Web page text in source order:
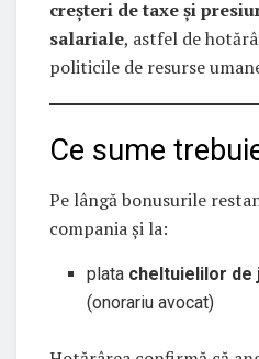
creșteri de taxe și
salariale, astfel de
politicile de resurse
Ce sume
Pe lângă bonusurile
compania și la:
plata cheltuielilor de
(onorariu avocat)